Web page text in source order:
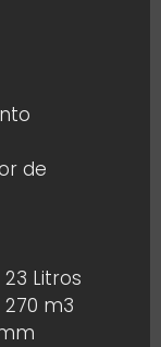
de
Litros
m3